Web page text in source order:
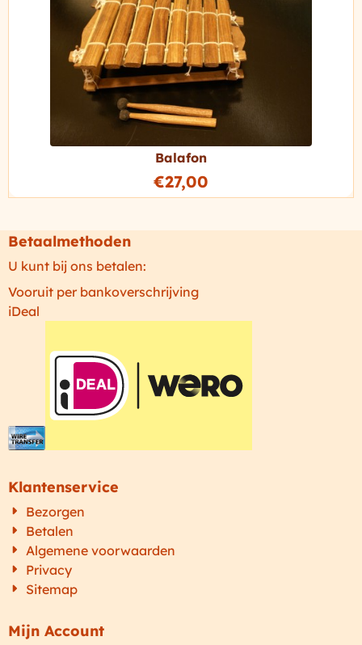
Balafon
€27,00
Betaalmethoden
U kunt bij ons betalen:
Vooruit per bankoverschrijving
iDeal
Klantenservice
Bezorgen
Betalen
Algemene voorwaarden
Privacy
Sitemap
Mijn Account